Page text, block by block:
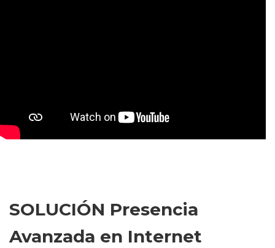
SOLUCIÓN Presencia
Avanzada en Internet